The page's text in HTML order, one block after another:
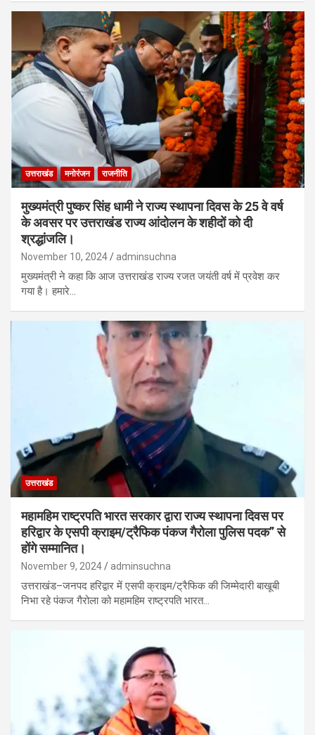
उत्तराखंड मनोरंजन राजनीति
मुख्यमंत्री पुष्कर सिंह धामी ने राज्य स्थापना दिवस के 25 वे वर्ष
के अवसर पर उत्तराखंड राज्य आंदोलन के शहीदों को दी
श्रद्धांजलि।
November 10, 2024 adminsuchna
मुख्यमंत्री ने कहा कि आज उत्तराखंड राज्य रजत जयंती वर्ष में प्रवेश कर
गया है। हमारे…
उत्तराखंड
महामहिम राष्ट्रपति भारत सरकार द्वारा राज्य स्थापना दिवस पर
हरिद्वार के एसपी क्राइम/ट्रैफिक पंकज गैरोला पुलिस पदक” से
होंगे सम्मानित।
November 9, 2024 adminsuchna
उत्तराखंड–जनपद हरिद्वार में एसपी क्राइम/ट्रैफिक की जिम्मेदारी बाखूबी
निभा रहे पंकज गैरोला को महामहिम राष्ट्रपति भारत…